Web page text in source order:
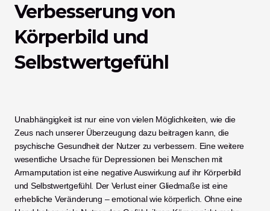
Verbesserung von
Körperbild und
Selbstwertgefühl
Unabhängigkeit ist nur eine von vielen Möglichkeiten, wie die
Zeus nach unserer Überzeugung dazu beitragen kann, die
psychische Gesundheit der Nutzer zu verbessern. Eine weitere
wesentliche Ursache für Depressionen bei Menschen mit
Armamputation ist eine negative Auswirkung auf ihr Körperbild
und Selbstwertgefühl. Der Verlust einer Gliedmaße ist eine
erhebliche Veränderung – emotional wie körperlich. Ohne eine